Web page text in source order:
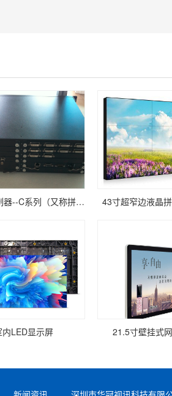
多屏拼接控制器--C系列（又称拼接处理器）： 43寸超窄边液晶
内LED显示屏 21.5寸壁挂式